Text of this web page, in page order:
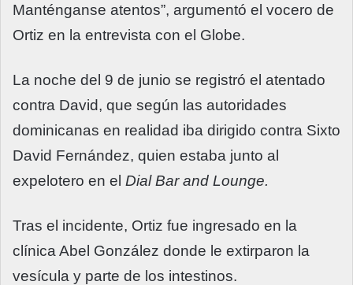
Manténganse atentos”, argumentó el vocero de
Ortiz en la entrevista con el Globe.
La noche del 9 de junio se registró el atentado
contra David, que según las autoridades
dominicanas en realidad iba dirigido contra Sixto
David Fernández, quien estaba junto al
expelotero en el Dial Bar and Lounge.
Tras el incidente, Ortiz fue ingresado en la
clínica Abel González donde le extirparon la
vesícula y parte de los intestinos.